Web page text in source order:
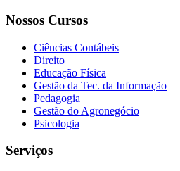
Nossos Cursos
Ciências Contábeis
Direito
Educação Física
Gestão da Tec. da Informação
Pedagogia
Gestão do Agronegócio
Psicologia
Serviços